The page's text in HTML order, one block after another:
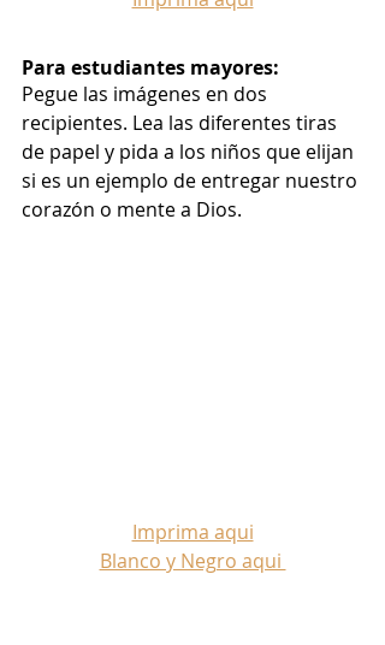
Para estudiantes mayores:
Pegue las imágenes en dos
recipientes. Lea las diferentes tiras
de papel y pida a los niños que elijan
si es un ejemplo de entregar nuestro
corazón o mente a Dios.
Imprima aqui
Blanco y Negro aqui